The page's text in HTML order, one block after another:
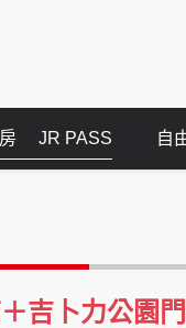
JR PASS 自
吉卜力公園